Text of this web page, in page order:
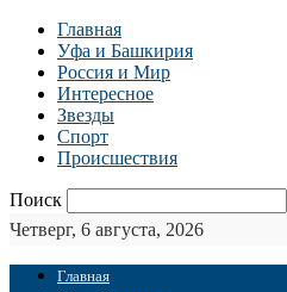
Главная
Уфа и Башкирия
Россия и Мир
Интересное
Звезды
Спорт
Происшествия
Поиск
Четверг, 6 августа, 2026
Главная